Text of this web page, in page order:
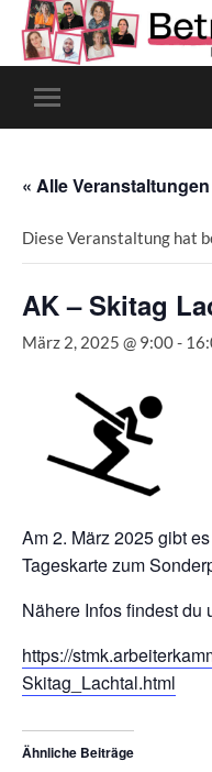
Mobile-
Menü
« Alle Veranstaltungen
Diese Veranstaltung hat
AK – Skitag
März 2, 2025 @ 9:00-
Am 2. März 2025 gibt
Tageskarte zum
Nähere Infos findest du
https://
Skitag_Lachtal.html
Ähnliche Beiträge